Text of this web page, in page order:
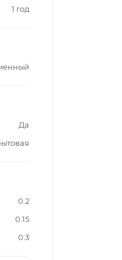
1 год
Да
0.2
0.15
0.3